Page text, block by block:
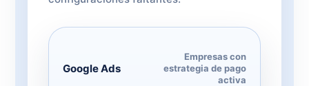
Google Ads
Empresas con
estrategia de pago
activa